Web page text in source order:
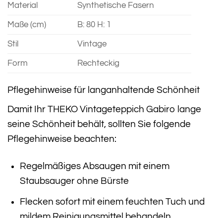
Material Synthetische Fasern
Maße (cm) B: 80 H: 1
Stil Vintage
Form Rechteckig
Pflegehinweise für langanhaltende Schönheit
Damit Ihr THEKO Vintageteppich Gabiro lange
seine Schönheit behält, sollten Sie folgende
Pflegehinweise beachten:
Regelmäßiges Absaugen mit einem
Staubsauger ohne Bürste
Flecken sofort mit einem feuchten Tuch und